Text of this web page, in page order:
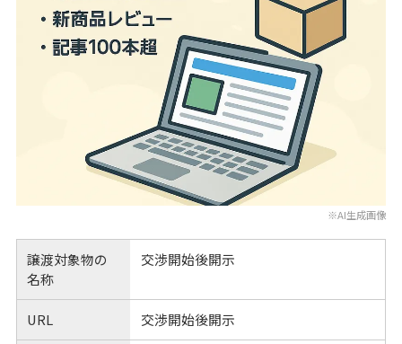
※AI生成画像
譲渡対象物の
名称
交渉開始後開示
URL 交渉開始後開示